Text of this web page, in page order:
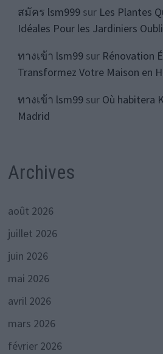
สมัคร lsm999sur Les Plantes
Idéales Pour les Jardiniers
ทางเข้า lsm99sur Rénovation
Transformez Votre Maison en
ทางเข้า lsm99sur Où habitera
Madrid
Archives
août 2026
juillet 2026
juin 2026
mai 2026
avril 2026
mars 2026
février 2026